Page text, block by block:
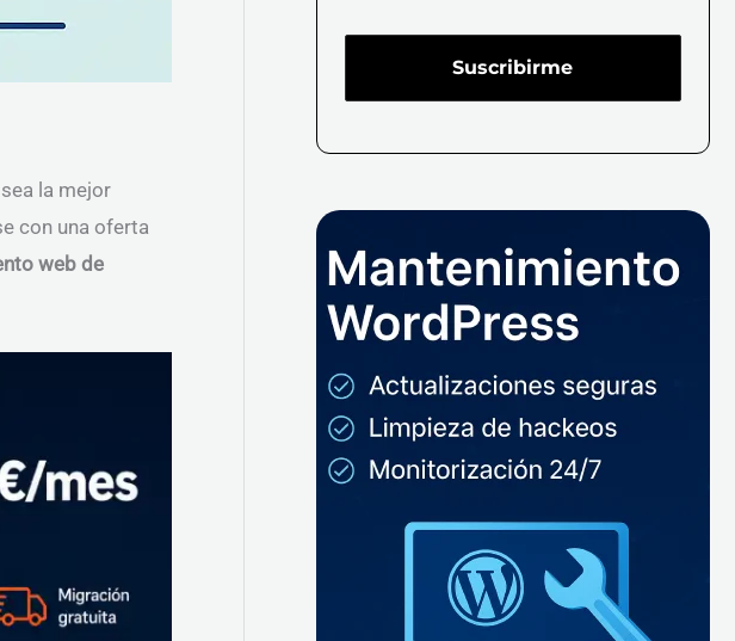
la mejor
con una oferta
web de